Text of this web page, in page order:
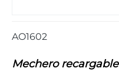
AO1602
Mechero recargable